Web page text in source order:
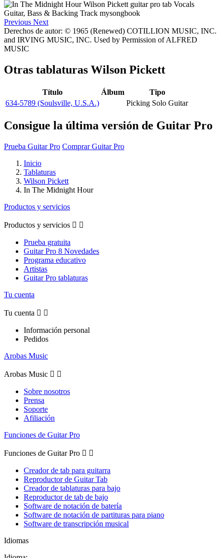
Previous Next
Derechos de autor: © 1965 (Renewed) COTILLION MUSIC, INC.
and IRVING MUSIC, INC. Used by Permission of ALFRED
MUSIC
Otras tablaturas Wilson Pickett
Título Álbum
Tipo
634-5789 (Soulsville, U.S.A.)
Picking Solo Guitar
Consigue la última versión de Guitar Pro
Prueba Guitar Pro Comprar Guitar Pro
Inicio
Tablaturas
Wilson Pickett
In The Midnight Hour
Productos y servicios
Productos y servicios  
Prueba gratuita
Guitar Pro 8 Novedades
Programa educativo
Artistas
Guitar Pro tablaturas
Tu cuenta
Tu cuenta  
Información personal
Pedidos
Arobas Music
Arobas Music  
Sobre nosotros
Prensa
Soporte
Afiliación
Funciones de Guitar Pro
Funciones de Guitar Pro  
Creador de tab para guitarra
Reproductor de Guitar Tab
Creador de tablaturas para bajo
Reproductor de tab de bajo
Software de notación de batería
Software de notación de partituras para piano
Software de transcripción musical
Idiomas